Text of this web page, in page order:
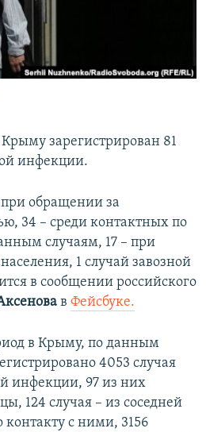
зарегистрирован 81
инфекции.
обращении за
34 – среди контактных по
случаям, 17 – при
1 случай завозной
в сообщении российского
в Фейсбуке.
в Крыму, по данным
4053 случая
инфекции, 97 из них
124 случая – из соседней
с ними, 3156